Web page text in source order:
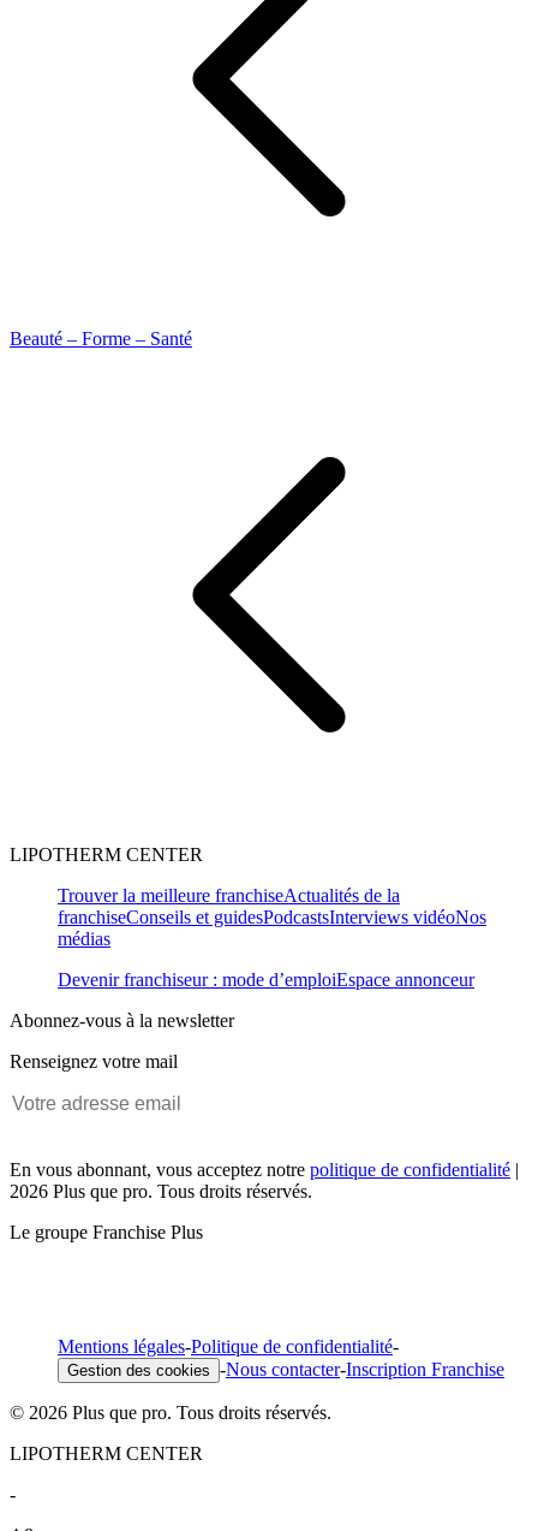
Beauté – Forme – Santé
LIPOTHERM CENTER
Trouver la meilleure franchiseActualités de la
franchiseConseils et guidesPodcastsInterviews vidéoNos
médias
Devenir franchiseur : mode d’emploiEspace annonceur
Abonnez-vous à la newsletter
Renseignez votre mail
En vous abonnant, vous acceptez notre politique de confidentialité |
2026 Plus que pro. Tous droits réservés.
Le groupe Franchise Plus
Mentions légales-Politique de confidentialité-
Gestion des cookies -Nous contacter-Inscription Franchise
© 2026 Plus que pro. Tous droits réservés.
LIPOTHERM CENTER
-